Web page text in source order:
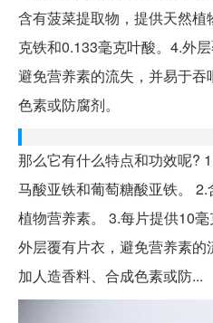
含有菠菜提取物，提供天然
克铁和0.133毫克叶酸。4.外
避免营养素的流失，并易于吞
色素或防腐剂。
那么它有什么特点和功效呢?
马酸亚铁和葡萄糖酸亚铁。
植物营养素。 3.每片提供10
外层覆有片衣，避免营养素
加人造香料、合成色素或防...